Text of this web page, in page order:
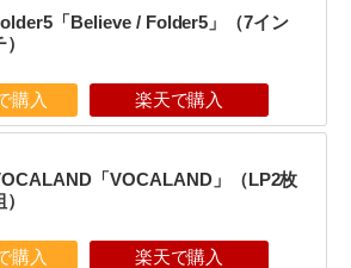
「Believe / Folder5」（7イン
購入 楽天で購入
「VOCALAND」（LP2枚
購入 楽天で購入